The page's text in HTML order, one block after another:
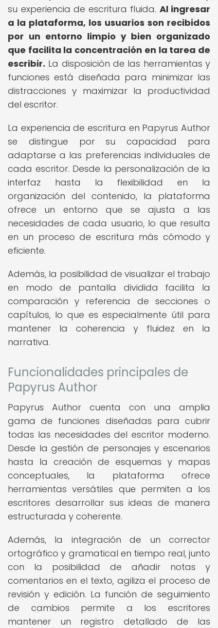
su experiencia de escritura fluida. Al ingresar
a la plataforma, los usuarios son recibidos
por un entorno limpio y bien organizado
que facilita la concentración en la tarea de
escribir. La disposición de las herramientas y
funciones está diseñada para minimizar las
distracciones y maximizar la productividad
del escritor.
La experiencia de escritura en Papyrus Author
se distingue por su capacidad para
adaptarse a las preferencias individuales de
cada escritor. Desde la personalización de la
interfaz hasta la flexibilidad en la
organización del contenido, la plataforma
ofrece un entorno que se ajusta a las
necesidades de cada usuario, lo que resulta
en un proceso de escritura más cómodo y
eficiente.
Además, la posibilidad de visualizar el trabajo
en modo de pantalla dividida facilita la
comparación y referencia de secciones o
capítulos, lo que es especialmente útil para
mantener la coherencia y fluidez en la
narrativa.
Funcionalidades principales de
Papyrus Author
Papyrus Author cuenta con una amplia
gama de funciones diseñadas para cubrir
todas las necesidades del escritor moderno.
Desde la gestión de personajes y escenarios
hasta la creación de esquemas y mapas
conceptuales, la plataforma ofrece
herramientas versátiles que permiten a los
escritores desarrollar sus ideas de manera
estructurada y coherente.
Además, la integración de un corrector
ortográfico y gramatical en tiempo real, junto
con la posibilidad de añadir notas y
comentarios en el texto, agiliza el proceso de
revisión y edición. La función de seguimiento
de cambios permite a los escritores
mantener un registro detallado de las